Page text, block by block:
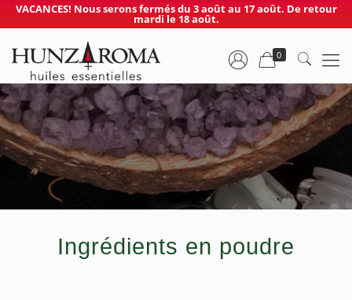
VACANCES! Nous serons fermés du 3 août au 17 août. De retour
mardi le 18 août.
0
Ingrédients en poudre